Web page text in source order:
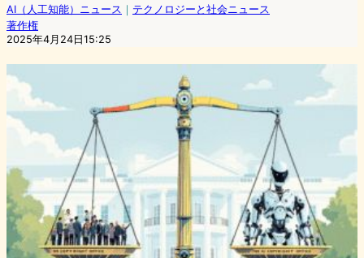
AI（人工知能）ニュース ｜ テクノロジーと社会ニュース
著作権
2025年4月24日15:25